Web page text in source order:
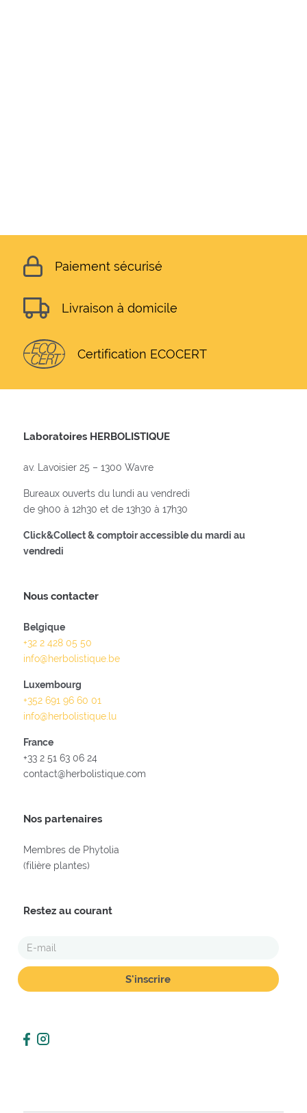
Paiement sécurisé
Livraison à domicile
Certification ECOCERT
Laboratoires HERBOLISTIQUE
av. Lavoisier 25 – 1300 Wavre
Bureaux ouverts du lundi au vendredi
de 9h00 à 12h30 et de 13h30 à 17h30
Click&Collect & comptoir accessible du mardi au
vendredi
Nous contacter
Belgique
+32 2 428 05 50
info@herbolistique.be
Luxembourg
+352 691 96 60 01
info@herbolistique.lu
France
+33 2 51 63 06 24
contact@herbolistique.com
Nos partenaires
Membres de Phytolia
(filière plantes)
Restez au courant
E-